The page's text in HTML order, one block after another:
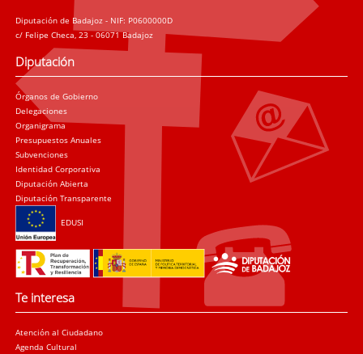
Diputación de Badajoz - NIF: P0600000D
c/ Felipe Checa, 23 - 06071 Badajoz
Diputación
Órganos de Gobierno
Delegaciones
Organigrama
Presupuestos Anuales
Subvenciones
Identidad Corporativa
Diputación Abierta
Diputación Transparente
EDUSI
Te interesa
Atención al Ciudadano
Agenda Cultural